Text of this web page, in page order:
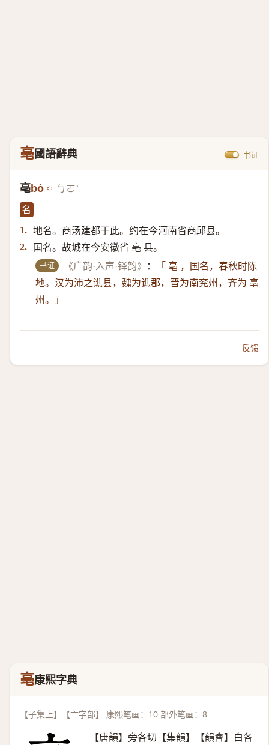
亳國語辭典 书证
亳bò ㄅㄛˋ
名
1. 地名。商汤建都于此。约在今河南省商邱县。
2. 国名。故城在今安徽省 亳 县。
书证 《广韵·入声·铎韵》 ：
「 亳 ，国名，春秋时陈
地。汉为沛之谯县，魏为谯郡，晋为南兖州，齐为 亳
州。」
反馈
亳康熙字典
【子集上】【亠字部】 康熙笔画：10 部外笔画：8
【唐韻】旁各切【集韻】【韻會】白各